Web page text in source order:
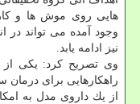
هایی روی موش ها و
وجود آمده می تواند در
نیز ادامه یابد.
وی تصریح كرد: یكی
راهكارهایی برای درمان
از یك داروی مدل به